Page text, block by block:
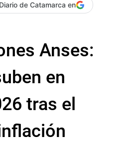
de Catamarca en
Anses:
en
tras el